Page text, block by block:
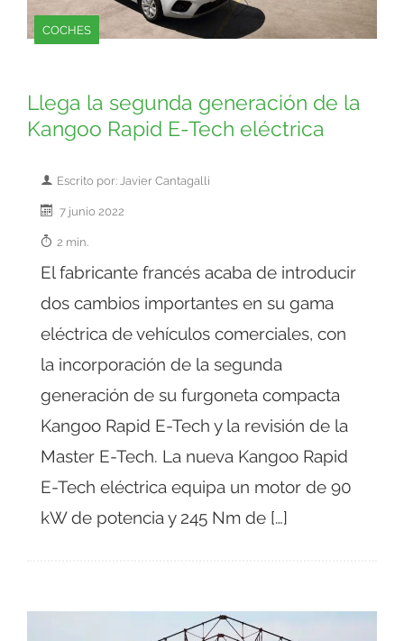
COCHES
Llega la segunda generación de la
Kangoo Rapid E-Tech eléctrica
Escrito por: Javier Cantagalli
7 junio 2022
2 min.
El fabricante francés acaba de introducir
dos cambios importantes en su gama
eléctrica de vehículos comerciales, con
la incorporación de la segunda
generación de su furgoneta compacta
Kangoo Rapid E-Tech y la revisión de la
Master E-Tech. La nueva Kangoo Rapid
E-Tech eléctrica equipa un motor de 90
kW de potencia y 245 Nm de […]